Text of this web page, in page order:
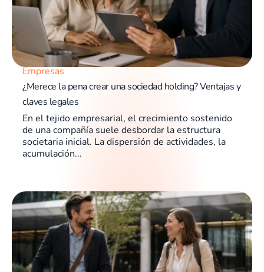
Empresas
¿Merece la pena crear una sociedad holding? Ventajas y
claves legales
En el tejido empresarial, el crecimiento sostenido
de una compañía suele desbordar la estructura
societaria inicial. La dispersión de actividades, la
acumulación...